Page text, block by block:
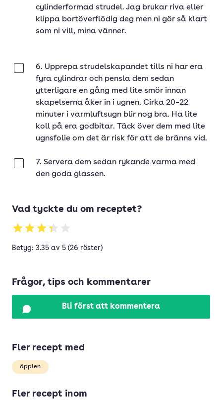
cylinderformad strudel. Jag brukar riva eller
klippa bortöverflödig deg men ni gör så klart
som ni vill, mina vänner.
6. Upprepa strudelskapandet tills ni har era
fyra cylindrar och pensla dem sedan
ytterligare en gång med lite smör innan
skapelserna åker in i ugnen. Cirka 20–22
minuter i varmluftsugn blir nog bra. Ha lite
koll på era godbitar. Täck över dem med lite
ugnsfolie om det är risk för att de bränns vid.
7. Servera dem sedan rykande varma med
den goda glassen.
Vad tyckte du om receptet?
Betyg: 3.35 av 5 (26 röster)
Frågor, tips och kommentarer
Bli först att kommentera
Fler recept med
äpplen
Fler recept inom